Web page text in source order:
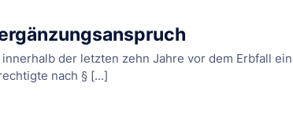
der letzten zehn Jahre vor dem Erbfall
nach § [...]